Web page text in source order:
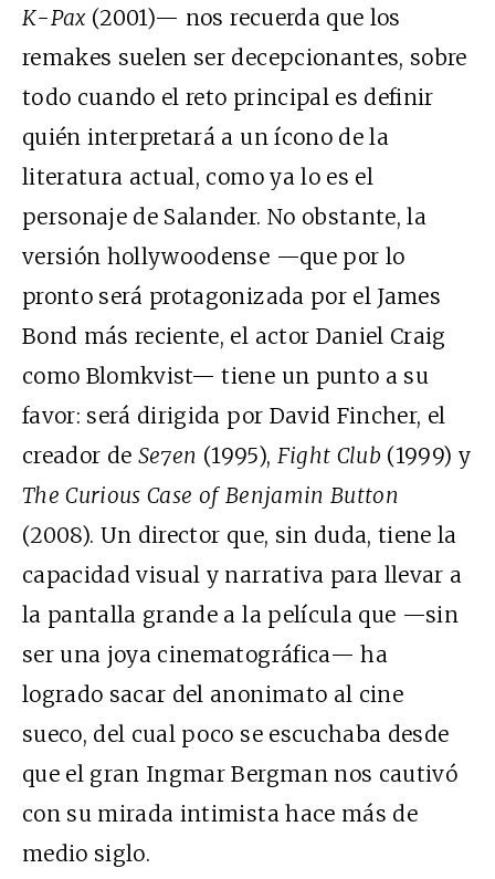
K-Pax (2001)— nos recuerda que los
remakes suelen ser decepcionantes, sobre
todo cuando el reto principal es definir
quién interpretará a un ícono de la
literatura actual, como ya lo es el
personaje de Salander. No obstante, la
versión hollywoodense —que por lo
pronto será protagonizada por el James
Bond más reciente, el actor Daniel Craig
como Blomkvist— tiene un punto a su
favor: será dirigida por David Fincher, el
creador de Se7en (1995), Fight Club (1999) y
The Curious Case of Benjamin Button
(2008). Un director que, sin duda, tiene la
capacidad visual y narrativa para llevar a
la pantalla grande a la película que —sin
ser una joya cinematográfica— ha
logrado sacar del anonimato al cine
sueco, del cual poco se escuchaba desde
que el gran Ingmar Bergman nos cautivó
con su mirada intimista hace más de
medio siglo.